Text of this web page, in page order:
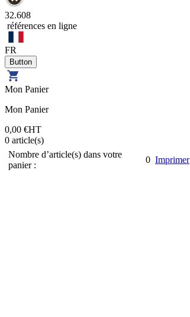
32.608
références en ligne
FR
Mon Panier
Mon Panier
0,00 €HT
0 article(s)
Nombre d’article(s) dans votre
panier :
0 Imprimer